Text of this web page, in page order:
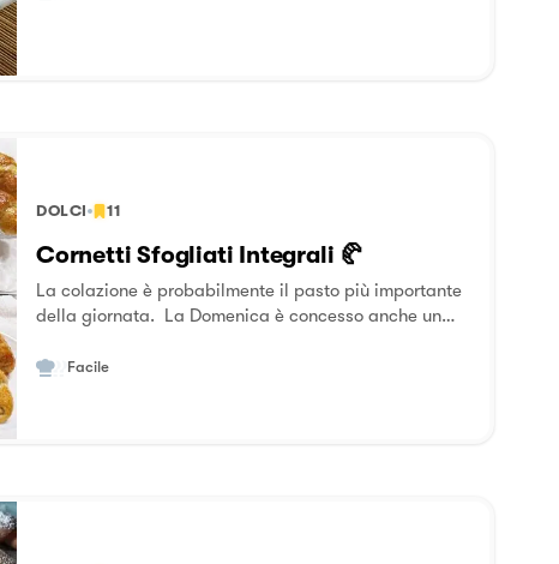
DOLCI 11
Cornetti Sfogliati Integrali 🥐
La colazione è probabilmente il pasto più importante
della giornata. La Domenica è concesso anche un
cornetto per iniziare la giornata ?
Facile